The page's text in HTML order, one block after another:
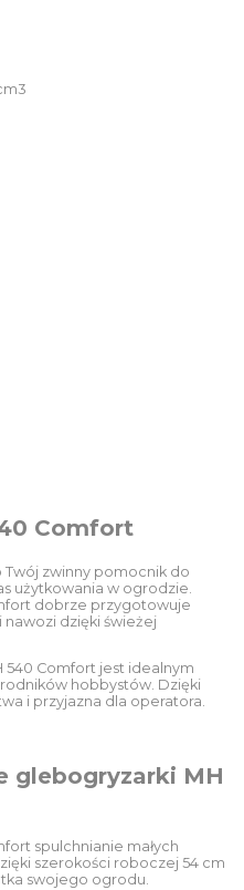
Comfort
Twój zwinny pomocnik do
użytkowania w ogrodzie.
dobrze przygotowuje
dzięki świeżej
540 Comfort jest idealnym
hobbystów. Dzięki
i przyjazna dla operatora.
glebogryzarki MH
spulchnianie małych
szerokości roboczej 54 cm
swojego ogrodu.